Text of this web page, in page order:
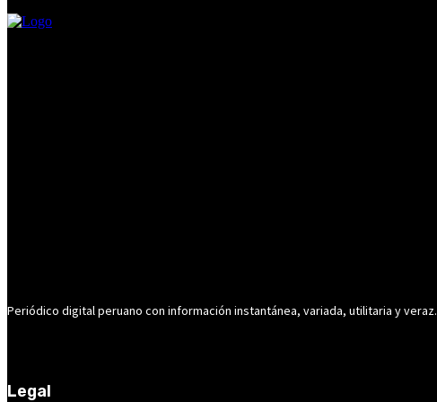
Periódico digital peruano con información instantánea, variada, utilitaria y veraz.
Legal